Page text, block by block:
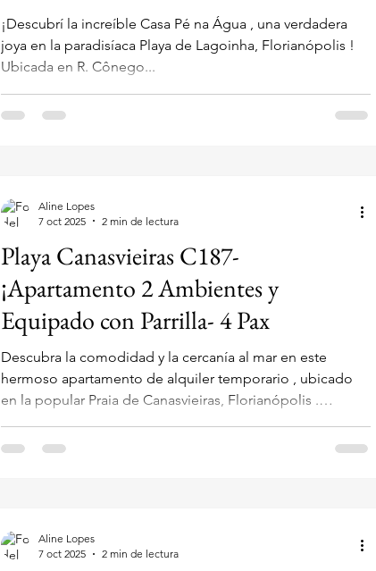
¡Descubrí la increíble Casa Pé na Água , una verdadera
joya en la paradisíaca Playa de Lagoinha, Florianópolis !
Ubicada en R. Cônego...
Playa Canasvieiras C187-
¡Apartamento 2 Ambientes y
Equipado con Parrilla- 4 Pax
Descubra la comodidad y la cercanía al mar en este
hermoso apartamento de alquiler temporario , ubicado
en la popular Praia de Canasvieiras, Florianópolis .
encuentra a tan solo 250 metros de la playa
A/C a una Cuadra de la Playa en Canasvieiras! Tu
Alojamien
Aline Lopes
7 oct 2025
2 min de lectura
Aline Lopes
7 oct 2025
2 min de lectura